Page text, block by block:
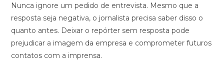
Nunca ignore um pedido de entrevista. Mesmo que a
resposta seja negativa, o jornalista precisa saber disso o
quanto antes. Deixar o repórter sem resposta pode
prejudicar a imagem da empresa e comprometer futuros
contatos com a imprensa.